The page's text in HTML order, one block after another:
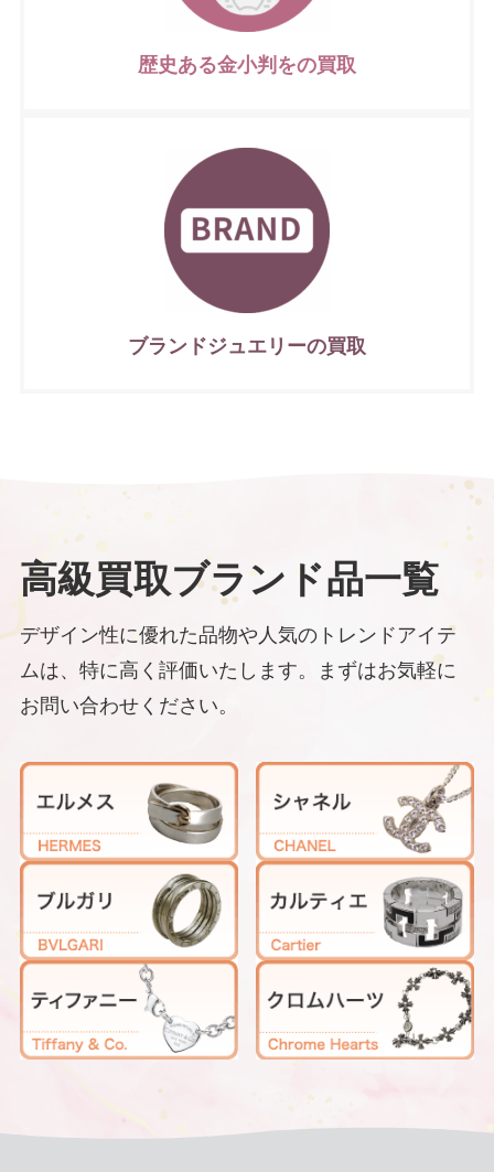
歴史ある金小判をの買取
ブランドジュエリーの買取
高級買取ブランド品一覧
デザイン性に優れた品物や人気のトレンドアイテ
ムは、特に高く評価いたします。まずはお気軽に
お問い合わせください。